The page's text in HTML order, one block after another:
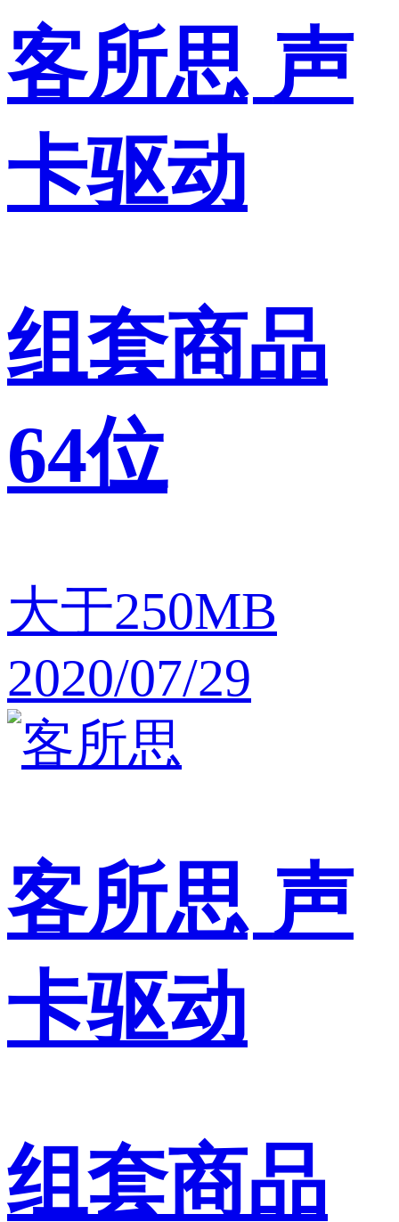
客所思 声
卡驱动
组套商品
64位
大于250MB
2020/07/29
客所思 声
卡驱动
组套商品